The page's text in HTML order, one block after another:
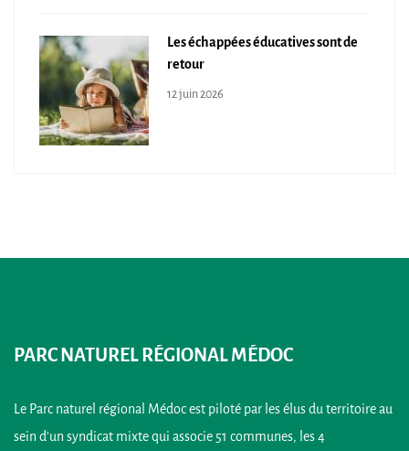
Les échappées éducatives sont de
retour
12 juin 2026
PARC NATUREL RÉGIONAL MÉDOC
Le Parc naturel régional Médoc est piloté par les élus du territoire au
sein d’un syndicat mixte qui associe 51 communes, les 4